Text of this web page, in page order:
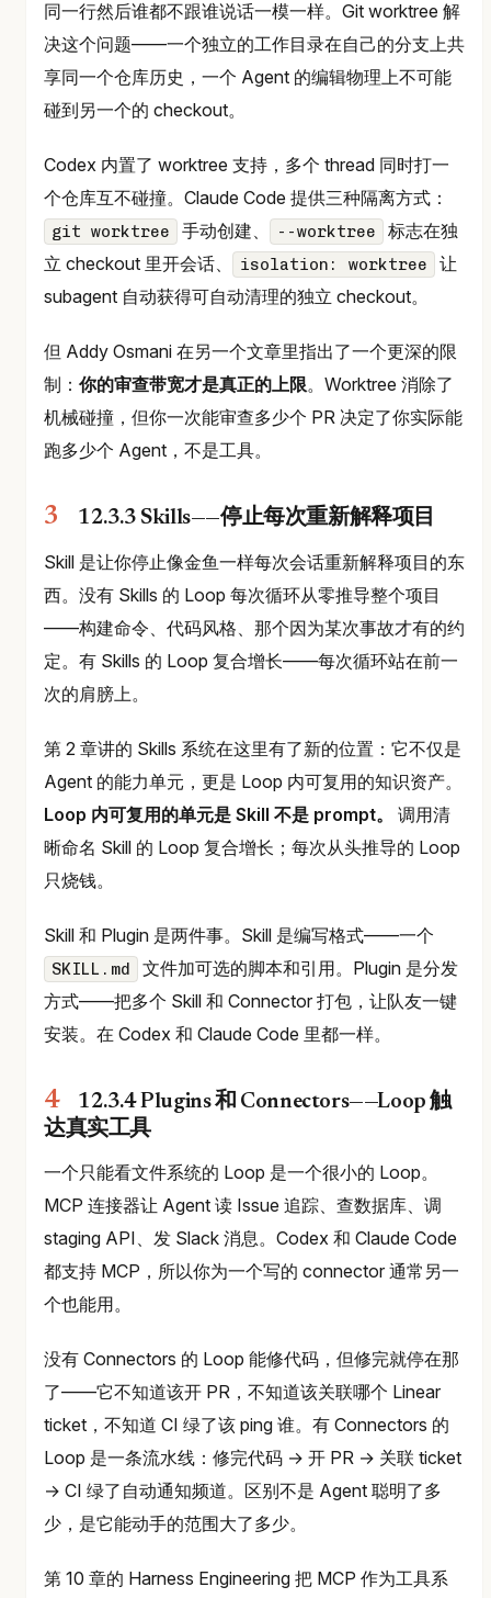
同一行然后谁都不跟谁说话一模一样。Git worktree 解
决这个问题——一个独立的工作目录在自己的分支上共
享同一个仓库历史，一个 Agent 的编辑物理上不可能
碰到另一个的 checkout。
Codex 内置了 worktree 支持，多个 thread 同时打一
个仓库互不碰撞。Claude Code 提供三种隔离方式：
git worktree 手动创建、 --worktree
标志在独
立 checkout 里开会话、
isolation: worktree
让
subagent 自动获得可自动清理的独立 checkout。
但 Addy Osmani 在另一个文章里指出了一个更深的限
制： 你的审查带宽才是真正的上限。Worktree 消除了
机械碰撞，但你一次能审查多少个 PR 决定了你实际能
跑多少个 Agent，不是工具。
12.3.3 Skills——停止每次重新解释项目
Skill 是让你停止像金鱼一样每次会话重新解释项目的东
西。没有 Skills 的 Loop 每次循环从零推导整个项目
——构建命令、代码风格、那个因为某次事故才有的约
定。有 Skills 的 Loop 复合增长——每次循环站在前一
次的肩膀上。
第 2 章讲的 Skills 系统在这里有了新的位置：它不仅是
Agent 的能力单元，更是 Loop 内可复用的知识资产。
Loop 内可复用的单元是 Skill 不是 prompt。
调用清
晰命名 Skill 的 Loop 复合增长；每次从头推导的 Loop
只烧钱。
Skill 和 Plugin 是两件事。Skill 是编写格式——一个
SKILL.md
文件加可选的脚本和引用。Plugin 是分发
方式——把多个 Skill 和 Connector 打包，让队友一键
安装。在 Codex 和 Claude Code 里都一样。
12.3.4 Plugins 和 Connectors——Loop 触
达真实工具
一个只能看文件系统的 Loop 是一个很小的 Loop。
MCP 连接器让 Agent 读 Issue 追踪、查数据库、调
staging API、发 Slack 消息。Codex 和 Claude Code
都支持 MCP，所以你为一个写的 connector 通常另一
个也能用。
没有 Connectors 的 Loop 能修代码，但修完就停在那
了——它不知道该开 PR，不知道该关联哪个 Linear
ticket，不知道 CI 绿了该 ping 谁。有 Connectors 的
Loop 是一条流水线：修完代码 → 开 PR → 关联 ticket
→ CI 绿了自动通知频道。区别不是 Agent 聪明了多
少，是它能动手的范围大了多少。
第 10 章的 Harness Engineering 把 MCP 作为工具系